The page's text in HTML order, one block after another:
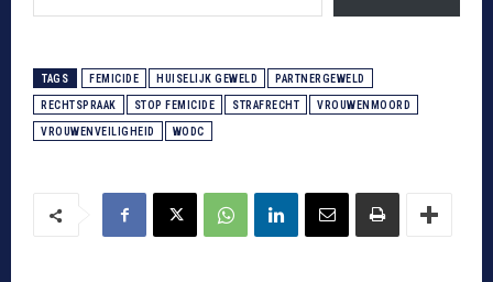
TAGS FEMICIDE HUISELIJK GEWELD PARTNERGEWELD
RECHTSPRAAK STOP FEMICIDE STRAFRECHT VROUWENMOORD
VROUWENVEILIGHEID WODC